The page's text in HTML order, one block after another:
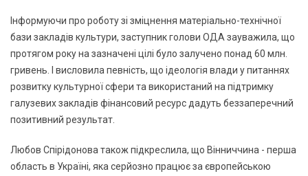
Інформуючи про роботу зі зміцнення матеріально-технічної
бази закладів культури, заступник голови ОДА зауважила, що
протягом року на зазначені цілі було залучено понад 60 млн.
гривень. І висловила певність, що ідеологія влади у питаннях
розвитку культурної сфери та використаний на підтримку
галузевих закладів фінансовий ресурс дадуть беззаперечний
позитивний результат.
Любов Спірідонова також підкреслила, що Вінниччина - перша
область в Україні, яка серйозно працює за європейською